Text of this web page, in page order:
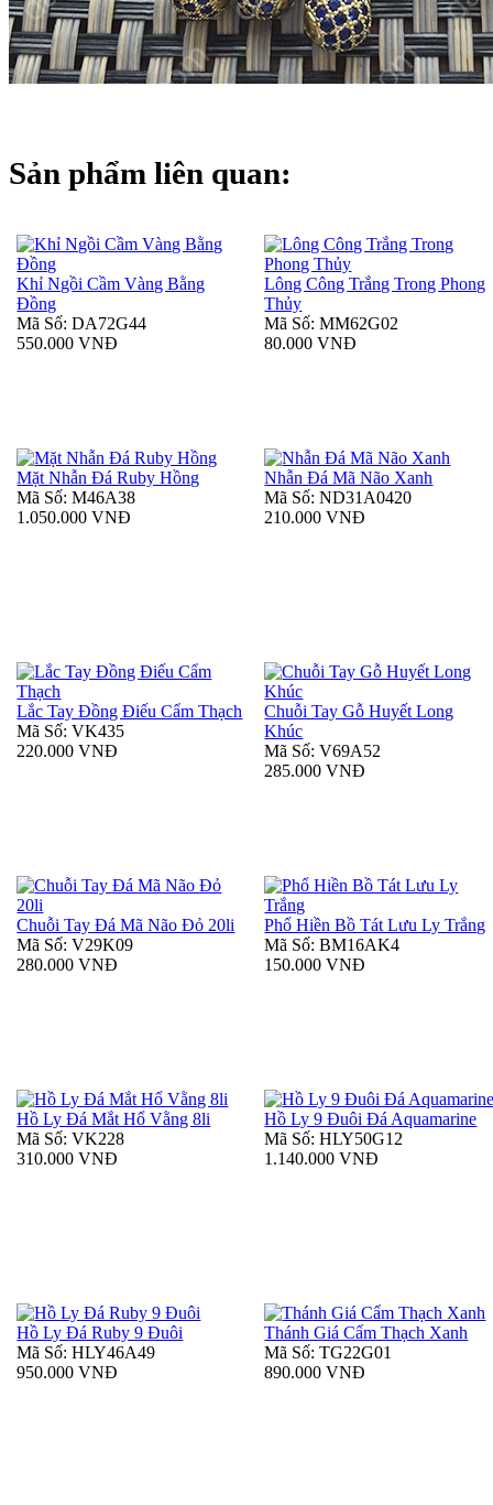
Sản phẩm liên quan:
Khỉ Ngồi Cầm Vàng Bằng
Đồng
Mã Số: DA72G44
550.000 VNĐ
Lông Công Trắng Trong Phong
Thủy
Mã Số: MM62G02
80.000 VNĐ
Mặt Nhẫn Đá Ruby Hồng
Mã Số: M46A38
1.050.000 VNĐ
Nhẫn Đá Mã Não Xanh
Mã Số: ND31A0420
210.000 VNĐ
Lắc Tay Đồng Điếu Cẩm Thạch
Mã Số: VK435
220.000 VNĐ
Chuỗi Tay Gỗ Huyết Long
Khúc
Mã Số: V69A52
285.000 VNĐ
Chuỗi Tay Đá Mã Não Đỏ 20li
Mã Số: V29K09
280.000 VNĐ
Phổ Hiền Bồ Tát Lưu Ly Trắng
Mã Số: BM16AK4
150.000 VNĐ
Hồ Ly Đá Mắt Hổ Vằng 8li
Mã Số: VK228
310.000 VNĐ
Hồ Ly 9 Đuôi Đá Aquamarine
Mã Số: HLY50G12
1.140.000 VNĐ
Hồ Ly Đá Ruby 9 Đuôi
Mã Số: HLY46A49
950.000 VNĐ
Thánh Giá Cẩm Thạch Xanh
Mã Số: TG22G01
890.000 VNĐ